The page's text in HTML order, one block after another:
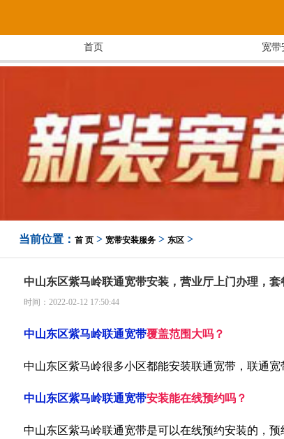
首页 宽带
当前位置： 首 页> 宽带安装服务> 东区>
中山东区紫马岭联通宽带安装，营业厅上门办理，套
时间：2022-02-12 17:50:44
中山东区紫马岭联通宽带覆盖范围大吗？
中山东区紫马岭很多小区都能安装联通宽带，联通
中山东区紫马岭联通宽带安装能在线预约吗？
中山东区紫马岭联通宽带是可以在线预约安装的，预